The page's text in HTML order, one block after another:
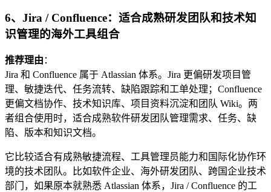
6、Jira / Confluence：适合成熟研发团队和技术知
识管理的海外工具组合
推荐理由 ：
Jira 和 Confluence 属于 Atlassian 体系。Jira 更偏研发项目管
理、敏捷迭代、任务流转、缺陷跟踪和工单处理；Confluence
更偏文档协作、技术知识库、项目资料沉淀和团队 Wiki。两
者组合使用时，适合成熟软件研发团队管理需求、任务、缺
陷、版本和知识文档。
它比较适合有成熟敏捷流程、工具管理员能力和国际化协作环
境的技术团队。比如软件企业、海外研发团队、跨国企业技术
部门，如果原本就熟悉 Atlassian 体系，Jira / Confluence 的工